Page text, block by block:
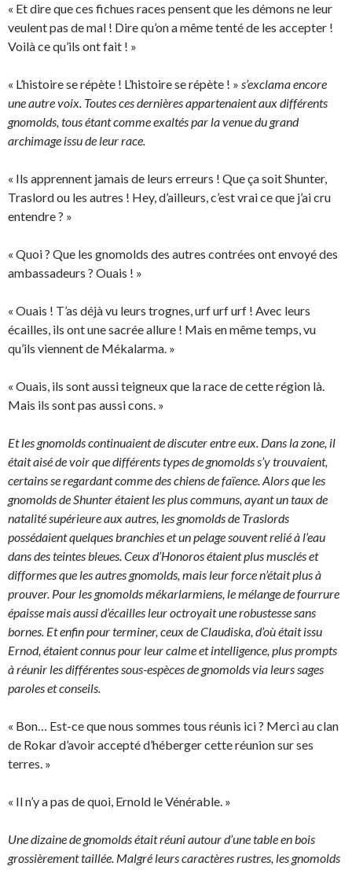
« Et dire que ces fichues races pensent que les démons ne leur
veulent pas de mal ! Dire qu’on a même tenté de les accepter !
Voilà ce qu’ils ont fait ! »
« L’histoire se répète ! L’histoire se répète ! » s’exclama encore
une autre voix. Toutes ces dernières appartenaient aux différents
gnomolds, tous étant comme exaltés par la venue du grand
archimage issu de leur race.
« Ils apprennent jamais de leurs erreurs ! Que ça soit Shunter,
Traslord ou les autres ! Hey, d’ailleurs, c’est vrai ce que j’ai cru
entendre ? »
« Quoi ? Que les gnomolds des autres contrées ont envoyé des
ambassadeurs ? Ouais ! »
« Ouais ! T’as déjà vu leurs trognes, urf urf urf ! Avec leurs
écailles, ils ont une sacrée allure ! Mais en même temps, vu
qu’ils viennent de Mékalarma. »
« Ouais, ils sont aussi teigneux que la race de cette région là.
Mais ils sont pas aussi cons. »
Et les gnomolds continuaient de discuter entre eux. Dans la zone, il
était aisé de voir que différents types de gnomolds s’y trouvaient,
certains se regardant comme des chiens de faïence. Alors que les
gnomolds de Shunter étaient les plus communs, ayant un taux de
natalité supérieure aux autres, les gnomolds de Traslords
possédaient quelques branchies et un pelage souvent relié à l’eau
dans des teintes bleues. Ceux d’Honoros étaient plus musclés et
difformes que les autres gnomolds, mais leur force n’était plus à
prouver. Pour les gnomolds mékarlarmiens, le mélange de fourrure
épaisse mais aussi d’écailles leur octroyait une robustesse sans
bornes. Et enfin pour terminer, ceux de Claudiska, d’où était issu
Ernod, étaient connus pour leur calme et intelligence, plus prompts
à réunir les différentes sous-espèces de gnomolds via leurs sages
paroles et conseils.
« Bon… Est-ce que nous sommes tous réunis ici ? Merci au clan
de Rokar d’avoir accepté d’héberger cette réunion sur ses
terres. »
« Il n’y a pas de quoi, Ernold le Vénérable. »
Une dizaine de gnomolds était réuni autour d’une table en bois
grossièrement taillée. Malgré leurs caractères rustres, les gnomolds